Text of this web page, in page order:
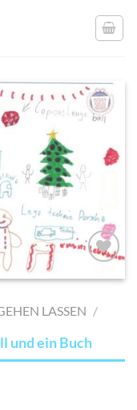
AUF MEINE
SETZEN
LASSEN /
und ein Buch